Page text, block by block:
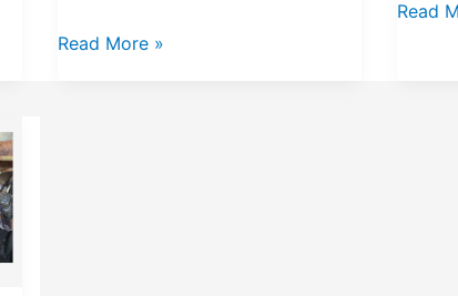
Read More »
Read